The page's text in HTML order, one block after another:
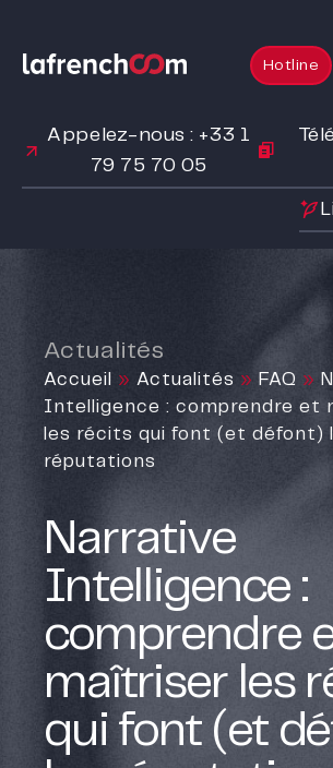
Hotline
Appelez-nous : +33 1
79 75 70 05
Actualités
Accueil » Actualités » FAQ »
Intelligence : comprendre et
les récits qui font (et défont)
réputations
Narrative
Intelligence :
comprendre
maîtriser les
qui font (et